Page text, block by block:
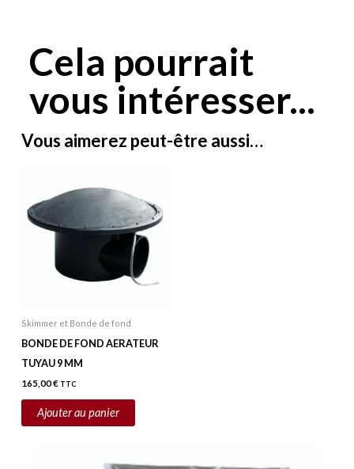
Cela pourrait
vous intéresser...
Vous aimerez peut-être aussi…
Skimmer et Bonde de fond
BONDE DE FOND AERATEUR
TUYAU 9 MM
165,00€ TTC
Ajouter au panier